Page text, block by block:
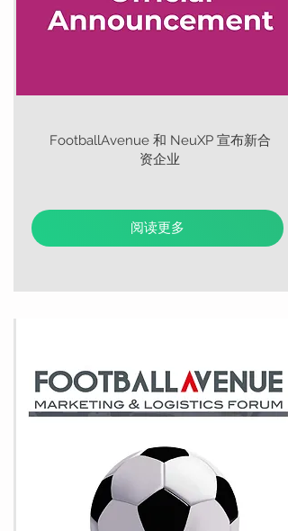
FootballAvenue 和 NeuXP 宣布新合
资企业
阅读更多